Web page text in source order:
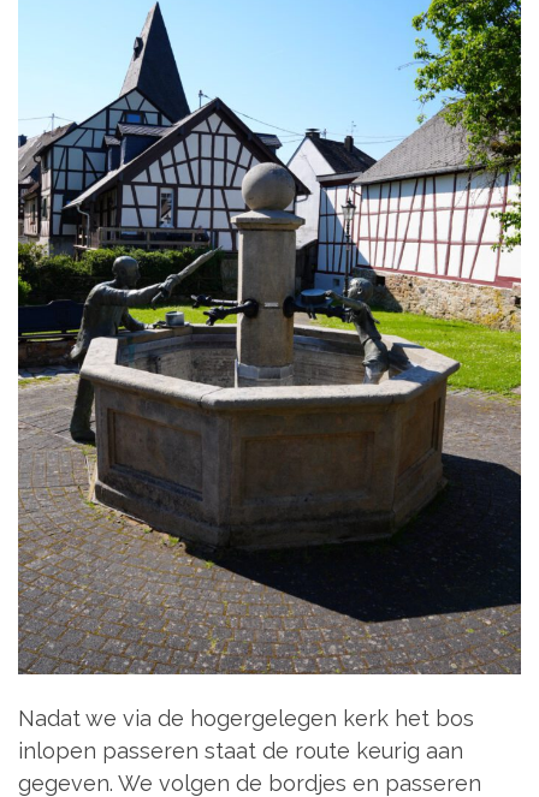
Nadat we via de hogergelegen kerk het bos
inlopen passeren staat de route keurig aan
gegeven. We volgen de bordjes en passeren